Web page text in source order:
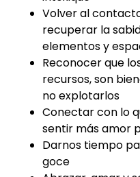
Volver al
recuperar la
elementos y
Reconocer que
recursos, son
no explotarlos
Conectar con lo
sentir más amor
Darnos tiempo
goce